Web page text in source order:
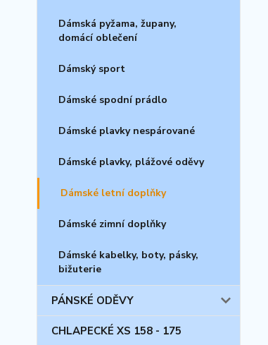
Dámská pyžama, župany,
domácí oblečení
Dámský sport
Dámské spodní prádlo
Dámské plavky nespárované
Dámské plavky, plážové oděvy
Dámské letní doplňky
Dámské zimní doplňky
Dámské kabelky, boty, pásky,
bižuterie
PÁNSKÉ ODĚVY
CHLAPECKÉ XS 158 - 175